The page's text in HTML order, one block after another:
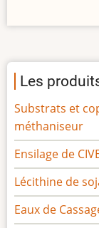
Les
Substrats et
méthaniseur
Ensilage de
Lécithine de
Eaux de